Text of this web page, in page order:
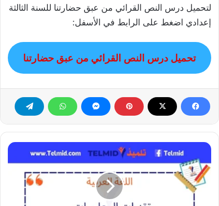
لتحميل درس النص القرائي من عبق حضارتنا للسنة الثالثة
إعدادي اضغط على الرابط في الأسفل:
تحميل درس النص القرائي من عبق حضارتنا
النص
القرائي
تقنيات
المعلومات